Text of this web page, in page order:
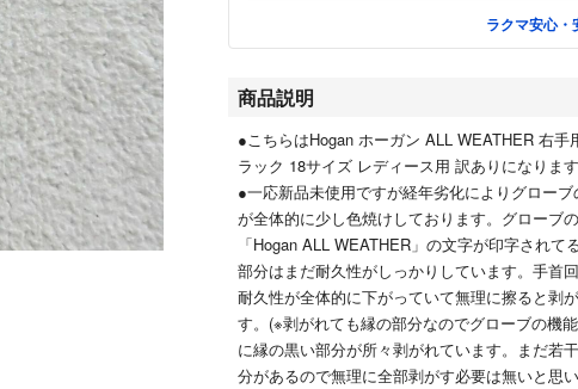
ラクマ安心・
商品説明
●こちらはHogan ホーガン ALL WEATHER 右手
ラック 18サイズ レディース用 訳ありになります
●一応新品未使用ですが経年劣化によりグロー
が全体的に少し色焼けしております。グローブ
「Hogan ALL WEATHER」の文字が印字されて
部分はまだ耐久性がしっかりしています。手首
耐久性が全体的に下がっていて無理に擦ると剥
す。(※剥がれても縁の部分なのでグローブの機
に縁の黒い部分が所々剥がれています。まだ若
分があるので無理に全部剥がす必要は無いと思